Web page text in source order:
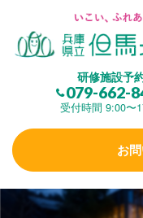
研修施設予
079-662-
受付時間 9:00〜
お
但馬長寿の郷とは
(研修施設)
楽しむ